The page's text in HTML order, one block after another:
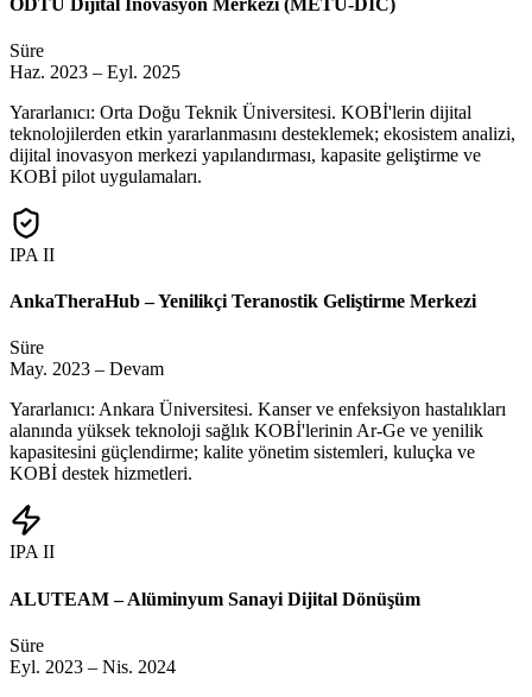
Süre
Haz. 2023 – Eyl. 2025
Yararlanıcı: Orta Doğu Teknik Üniversitesi. KOBİ'lerin dijital
teknolojilerden etkin yararlanmasını desteklemek; ekosistem analizi,
dijital inovasyon merkezi yapılandırması, kapasite geliştirme ve
KOBİ pilot uygulamaları.
IPA II
AnkaTheraHub – Yenilikçi Teranostik Geliştirme Merkezi
Süre
May. 2023 – Devam
Yararlanıcı: Ankara Üniversitesi. Kanser ve enfeksiyon hastalıkları
alanında yüksek teknoloji sağlık KOBİ'lerinin Ar-Ge ve yenilik
kapasitesini güçlendirme; kalite yönetim sistemleri, kuluçka ve
KOBİ destek hizmetleri.
IPA II
ALUTEAM – Alüminyum Sanayi Dijital Dönüşüm
Süre
Eyl. 2023 – Nis. 2024